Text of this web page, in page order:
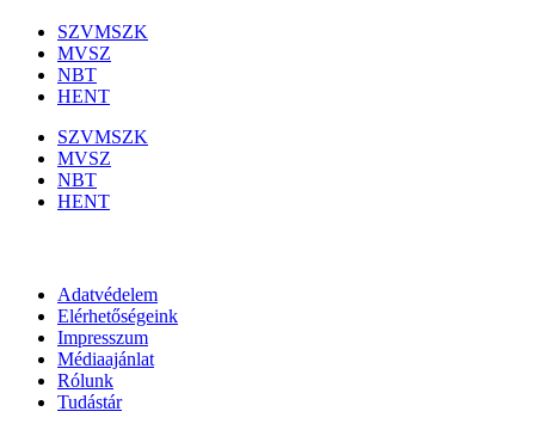
SZVMSZK
MVSZ
NBT
HENT
SZVMSZK
MVSZ
NBT
HENT
Adatvédelem
Elérhetőségeink
Impresszum
Médiaajánlat
Rólunk
Tudástár